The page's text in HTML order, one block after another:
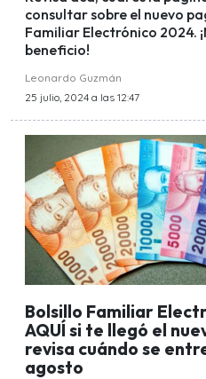
consultar sobre el nuevo
Familiar Electrónico 2024.
beneficio!
Leonardo Guzmán
25 julio, 2024 a las 12:47
Bolsillo Familiar
AQUÍ si te llegó el
revisa cuándo se
agosto